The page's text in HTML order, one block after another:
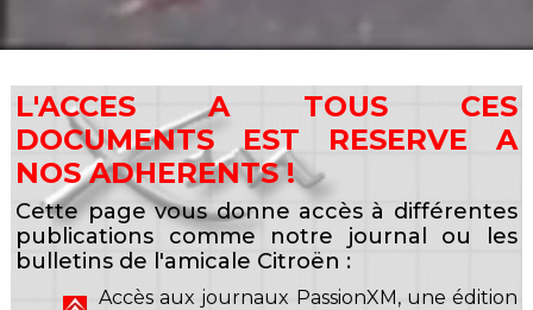
L'ACCES A TOUS CES
DOCUMENTS EST RESERVE A
NOS ADHERENTS !
Cette page vous donne accès à différentes
publications comme notre journal ou les
bulletins de l'amicale Citroën :
Accès aux journaux PassionXM, une édition